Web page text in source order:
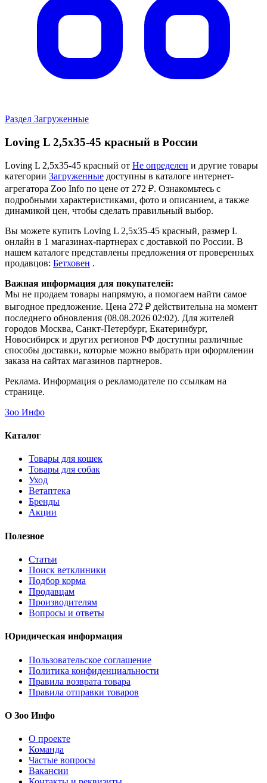
Раздел Загруженные
Loving L 2,5x35-45 красный в России
Loving L 2,5x35-45 красный от Не определен и другие товары
категории Загруженные доступны в каталоге интернет-
агрегатора Zoo Info по цене от 272 ₽. Ознакомьтесь с
подробными характеристиками, фото и описанием, а также
динамикой цен, чтобы сделать правильный выбор.
Вы можете купить Loving L 2,5x35-45 красный, размер L
онлайн в 1 магазинах-партнерах с доставкой по России. В
нашем каталоге представлены предложения от проверенных
продавцов: Бетховен .
Важная информация для покупателей:
Мы не продаем товары напрямую, а помогаем найти самое
выгодное предложение. Цена 272 ₽ действительна на момент
последнего обновления (08.08.2026 02:02). Для жителей
городов Москва, Санкт-Петербург, Екатеринбург,
Новосибирск и других регионов РФ доступны различные
способы доставки, которые можно выбрать при оформлении
заказа на сайтах магазинов партнеров.
Реклама. Информация о рекламодателе по ссылкам на
странице.
Зоо Инфо
Каталог
Товары для кошек
Товары для собак
Уход
Ветаптека
Бренды
Акции
Полезное
Статьи
Поиск ветклиники
Подбор корма
Продавцам
Производителям
Вопросы и ответы
Юридическая информация
Пользовательское соглашение
Политика конфиденциальности
Правила возврата товара
Правила отправки товаров
О Зоо Инфо
О проекте
Команда
Частые вопросы
Вакансии